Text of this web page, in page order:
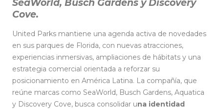
SeaWorld, Busch Gardens y Discovery
Cove.
United Parks mantiene una agenda activa de novedades
en sus parques de Florida, con nuevas atracciones,
experiencias inmersivas, ampliaciones de hábitats y una
estrategia comercial orientada a reforzar su
posicionamiento en América Latina. La compañía, que
reúne marcas como SeaWorld, Busch Gardens, Aquatica
y Discovery Cove, busca consolidar una identidad